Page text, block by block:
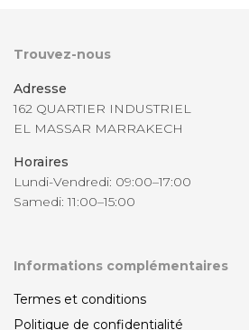
Trouvez-nous
Adresse
162 QUARTIER INDUSTRIEL
EL MASSAR MARRAKECH
Horaires
Lundi-Vendredi: 09:00–17:00
Samedi: 11:00–15:00
Informations complémentaires
Termes et conditions
Politique de confidentialité